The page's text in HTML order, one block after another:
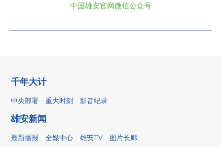
中国雄安官网微信公众号
千年大计
中央部署 重大时刻 影音纪录
雄安新闻
最新播报 全媒中心 雄安TV 图片长廊